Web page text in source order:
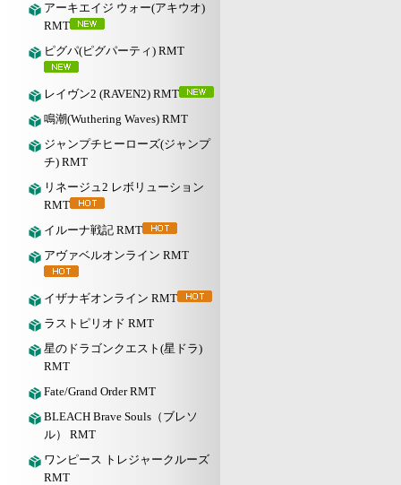
アーキエイジ ウォー(アキウオ)
RMT
ピグパ(ピグパーティ) RMT
レイヴン2 (RAVEN2) RMT
鳴潮(Wuthering Waves) RMT
ジャンプチヒーローズ(ジャンプ
チ) RMT
リネージュ2 レボリューション
RMT
イルーナ戦記 RMT
アヴァベルオンライン RMT
イザナギオンライン RMT
ラストピリオド RMT
星のドラゴンクエスト(星ドラ)
RMT
Fate/Grand Order RMT
BLEACH Brave Souls（ブレソ
ル） RMT
ワンピース トレジャークルーズ
RMT